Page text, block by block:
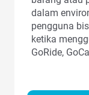
dalam
pengguna
ketika
GoRide,